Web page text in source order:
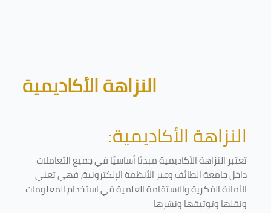
Blocks
النزاهة الأكاديمية
النزاهة الأكاديمية:
تعتبر النزاهة الأكاديمية مبدئا أساسيًا في جميع التعاملات
داخل جامعة الطائف وعبر الأنظمة الإلكترونية، فهي تعني
الأمانة الفكرية والاستقامة العلمية في استخدام المعلومات
ونقلها وتوثيقها ونشرها